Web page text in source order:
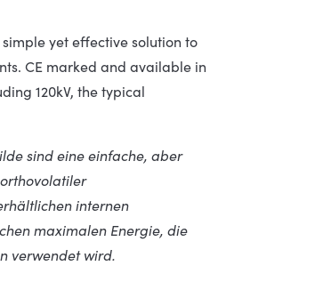
yet effective solution to
CE marked and available in
120kV, the typical
sind eine einfache, aber
internen
maximalen Energie, die
verwendet wird.